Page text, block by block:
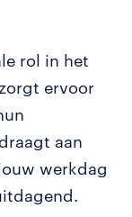
rol in het
ervoor
aan
werkdag